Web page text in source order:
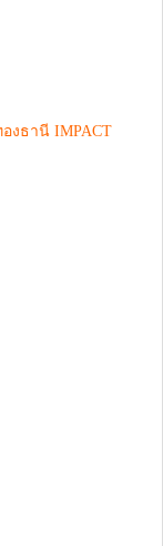
งธานี IMPACT